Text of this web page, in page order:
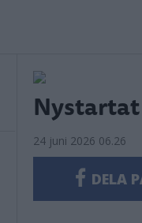
24 juni 2026 06.26
DELA